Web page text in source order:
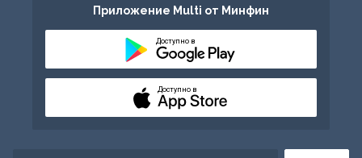
Приложение Multi от Минфин
Доступно в
Доступно в